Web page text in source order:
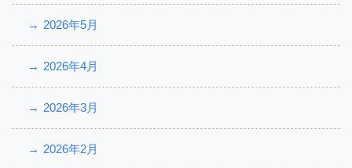
2026年5月
2026年4月
2026年3月
2026年2月